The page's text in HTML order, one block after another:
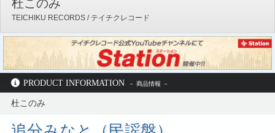
ディスコグラフィー
フォームメール
オフィシャルサイト ブログ
X（Twitter）
Instagram
チーム細川 LINE公式アカウント
杜このみ
TEICHIKU RECORDS / テイチクレコード
PRODUCT INFORMATION
杜このみ